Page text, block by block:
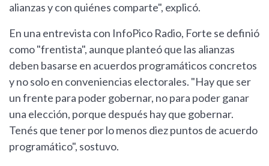
alianzas y con quiénes comparte", explicó.
En una entrevista con InfoPico Radio, Forte se definió
como "frentista", aunque planteó que las alianzas
deben basarse en acuerdos programáticos concretos
y no solo en conveniencias electorales. "Hay que ser
un frente para poder gobernar, no para poder ganar
una elección, porque después hay que gobernar.
Tenés que tener por lo menos diez puntos de acuerdo
programático", sostuvo.